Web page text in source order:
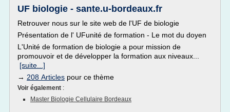
UF biologie - sante.u-bordeaux.fr
Retrouver nous sur le site web de l'UF de biologie
Présentation de l' UFunité de formation - Le mot du doyen
L'Unité de formation de biologie a pour mission de
promouvoir et de développer la formation aux niveaux...
[suite...]
→ 208 Articles pour ce thème
Voir également :
Master Biologie Cellulaire Bordeaux